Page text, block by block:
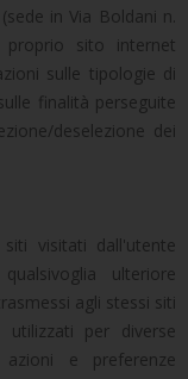
in Via Boldani n.
sito internet
sulle tipologie di
finalità perseguite
deselezione dei
visitati dall'utente
ulteriore
agli stessi siti
per diverse
e preferenze